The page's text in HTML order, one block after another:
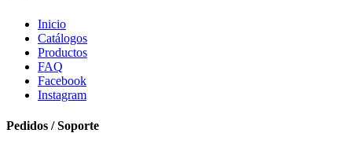
Inicio
Catálogos
Productos
FAQ
Facebook
Instagram
Pedidos / Soporte